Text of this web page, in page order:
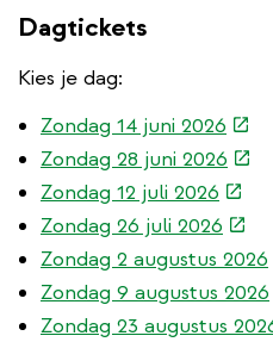
Dagtickets
Kies je dag:
Zondag 14 juni 2026
link)
Zondag 28 juni 2026
link)
Zondag 12 juli 2026
link)
Zondag 26 juli 2026
link)
Zondag 2 augustus 2026
Zondag 9 augustus 2026
Zondag 23 augustus